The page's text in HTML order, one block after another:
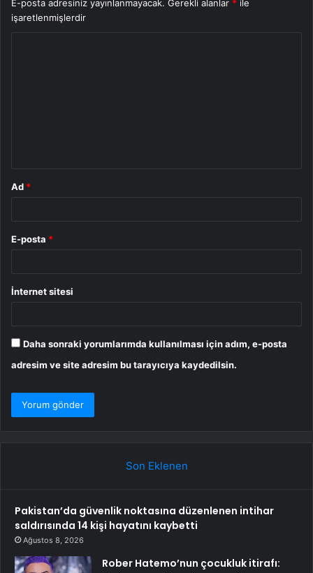
E-posta adresiniz yayınlanmayacak. Gerekli alanlar * ile
işaretlenmişlerdir
Ad *
E-posta *
İnternet sitesi
Daha sonraki yorumlarımda kullanılması için adım, e-posta
adresim ve site adresim bu tarayıcıya kaydedilsin.
Son Eklenen
Pakistan’da güvenlik noktasına düzenlenen intihar
saldırısında 14 kişi hayatını kaybetti
Ağustos 8, 2026
Rober Hatemo’nun çocukluk itirafı: